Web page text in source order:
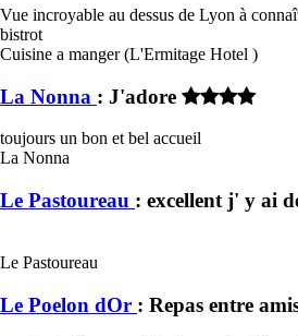
Vue incroyable au dessus de Lyon à
bistrot
Cuisine a manger (L'Ermitage Hotel )
La Nonna : J'adore
toujours un bon et bel accueil
La Nonna
Le Pastoureau : excellent j' y ai
Le Pastoureau
Le Poelon dOr : Repas entre